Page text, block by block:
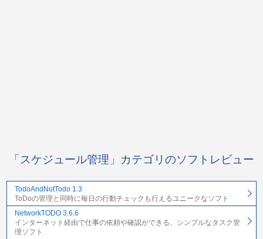
「スケジュール管理」カテゴリのソフトレビュー
TodoAndNotTodo 1.3
ToDoの管理と同時に毎日の行動チェックも行えるユニークなソフト
NetworkTODO 3.6.6
インターネット経由で仕事の依頼や確認ができる、シンプルなタスク管
理ソフト